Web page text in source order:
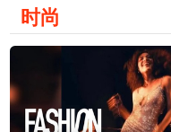
时尚